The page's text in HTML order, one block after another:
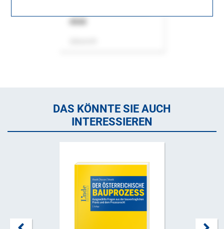
DAS KÖNNTE SIE AUCH
INTERESSIEREN